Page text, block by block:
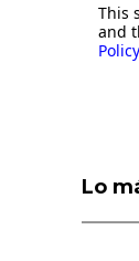
This
and
Policy
Lo